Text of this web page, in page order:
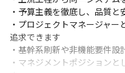
・予算主義を徹底し、品質
・プロジェクトマネージャー
追求できます
・基幹系刷新や非機能要件
・マネジメントポジション